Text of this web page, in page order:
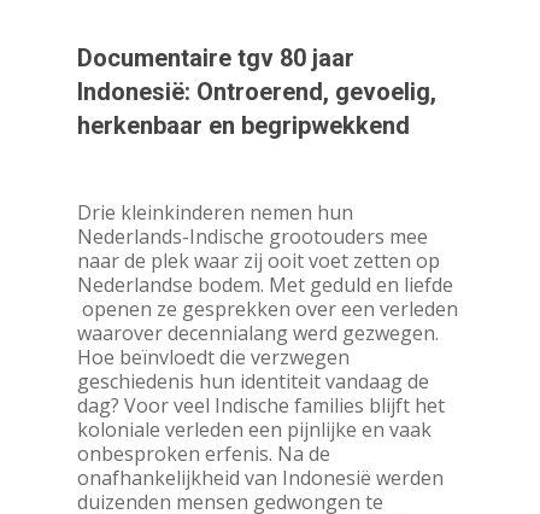
Documentaire tgv 80 jaar
Indonesië: Ontroerend, gevoelig,
herkenbaar en begripwekkend
Drie kleinkinderen nemen hun
Nederlands-Indische grootouders mee
naar de plek waar zij ooit voet zetten op
Nederlandse bodem. Met geduld en liefde
openen ze gesprekken over een verleden
waarover decennialang werd gezwegen.
Hoe beïnvloedt die verzwegen
geschiedenis hun identiteit vandaag de
dag? Voor veel Indische families blijft het
koloniale verleden een pijnlijke en vaak
onbesproken erfenis. Na de
onafhankelijkheid van Indonesië werden
duizenden mensen gedwongen te